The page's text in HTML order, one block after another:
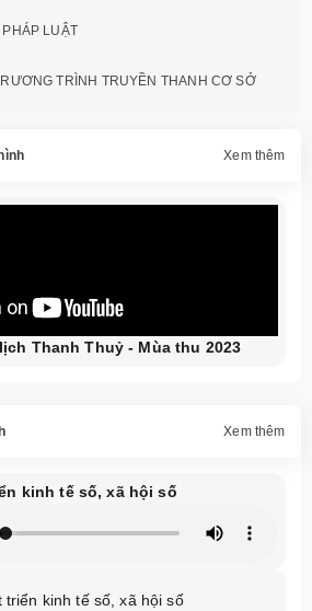
LUẬT
TRÌNH TRUYỀN THANH CƠ SỞ
Xem thêm
Thanh Thuỷ - Mùa thu 2023
Xem thêm
kinh tế số, xã hội số
triển kinh tế số, xã hội số